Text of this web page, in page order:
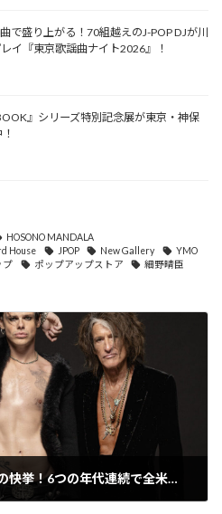
で盛り上がる！70組越えのJ-POP DJが川
イ『東京歌謡曲ナイト2026』！
』シリーズ特別記念展が東京・神保
HOSONO MANDALA
House
JPOP New Gallery
YMO
プ
ポップアップストア 細野晴臣
エアロスミスが史上2組目の快挙！6つの年代連続で全米アルバム・チャートTOP10入りを達成！